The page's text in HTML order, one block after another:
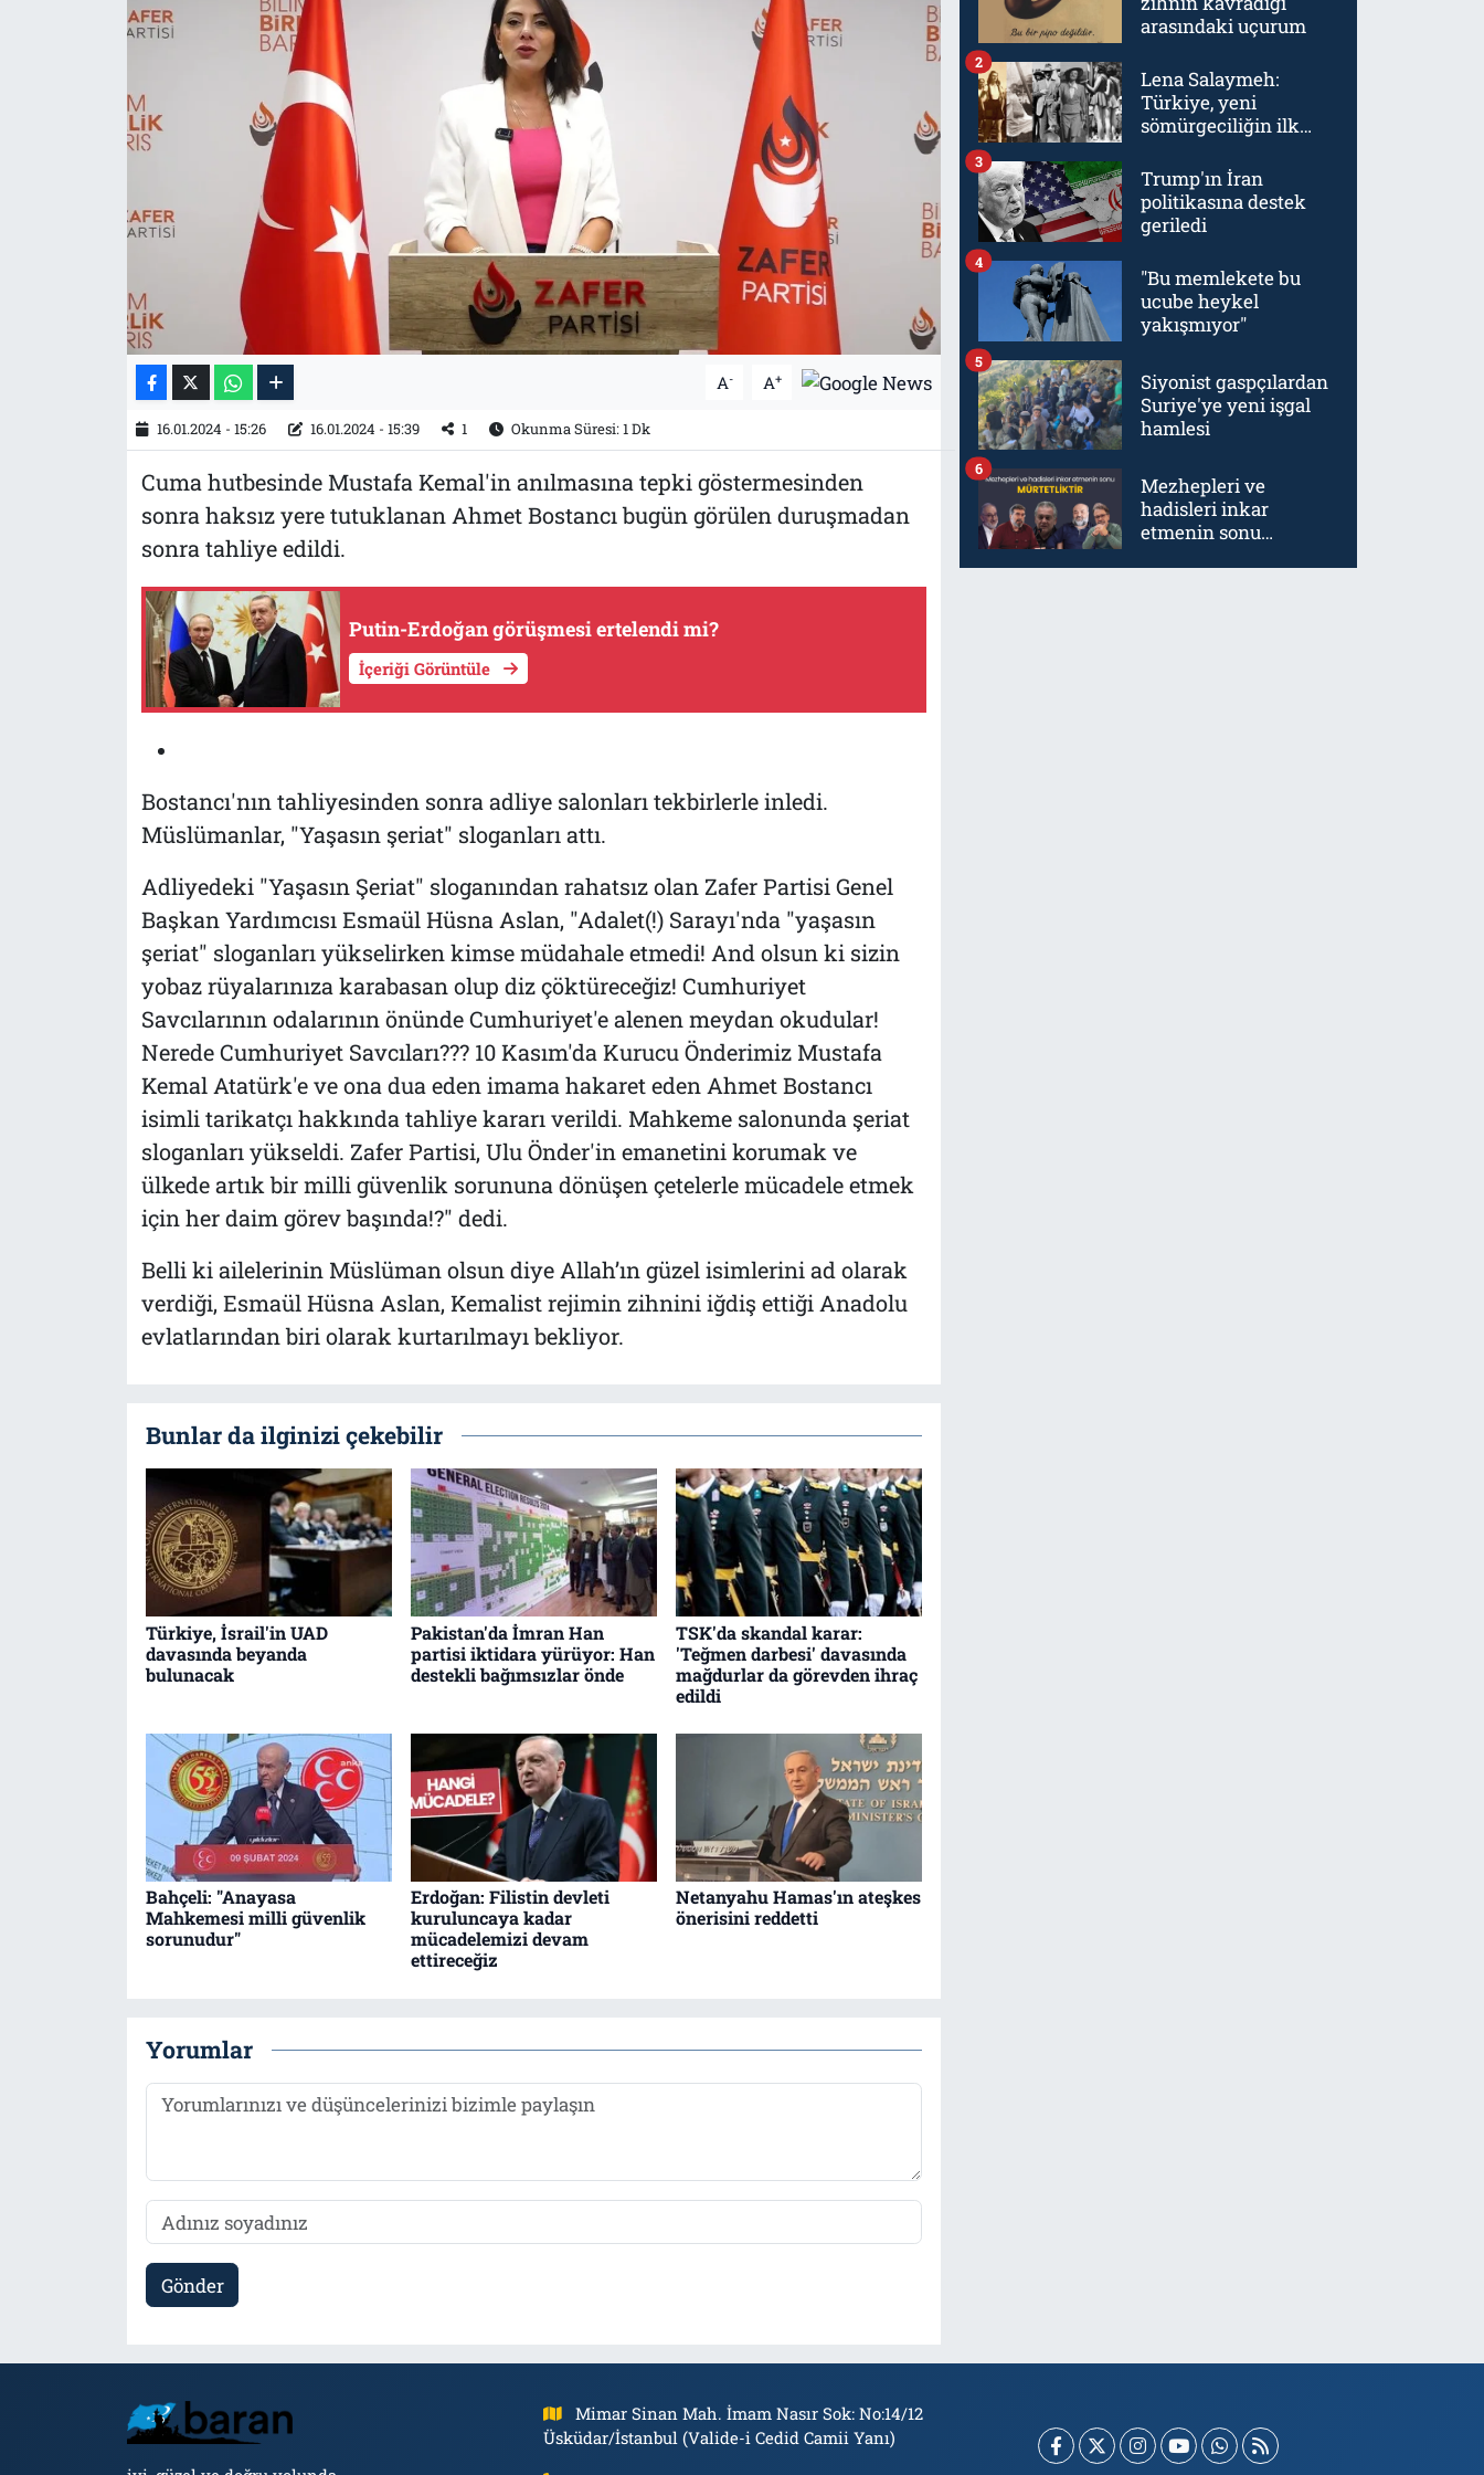
A- A+
16.01.2024 - 15:26 16.01.2024 - 15:39 1 Okunma Süresi: 1 Dk
Cuma hutbesinde Mustafa Kemal'in anılmasına tepki göstermesinden
sonra haksız yere tutuklanan Ahmet Bostancı bugün görülen duruşmadan
sonra tahliye edildi.
Putin-Erdoğan görüşmesi ertelendi mi?
İçeriği Görüntüle
Bostancı'nın tahliyesinden sonra adliye salonları tekbirlerle inledi.
Müslümanlar, "Yaşasın şeriat" sloganları attı.
Adliyedeki "Yaşasın Şeriat" sloganından rahatsız olan Zafer Partisi Genel
Başkan Yardımcısı Esmaül Hüsna Aslan, "Adalet(!) Sarayı'nda "yaşasın
şeriat" sloganları yükselirken kimse müdahale etmedi! And olsun ki sizin
yobaz rüyalarınıza karabasan olup diz çöktüreceğiz! Cumhuriyet
Savcılarının odalarının önünde Cumhuriyet'e alenen meydan okudular!
Nerede Cumhuriyet Savcıları??? 10 Kasım'da Kurucu Önderimiz Mustafa
Kemal Atatürk'e ve ona dua eden imama hakaret eden Ahmet Bostancı
isimli tarikatçı hakkında tahliye kararı verildi. Mahkeme salonunda şeriat
sloganları yükseldi. Zafer Partisi, Ulu Önder'in emanetini korumak ve
ülkede artık bir milli güvenlik sorununa dönüşen çetelerle mücadele etmek
için her daim görev başında!?" dedi.
Belli ki ailelerinin Müslüman olsun diye Allah’ın güzel isimlerini ad olarak
verdiği, Esmaül Hüsna Aslan, Kemalist rejimin zihnini iğdiş ettiği Anadolu
evlatlarından biri olarak kurtarılmayı bekliyor.
Bunlar da ilginizi çekebilir
Türkiye, İsrail'in UAD
davasında beyanda
bulunacak
Pakistan'da İmran Han
partisi iktidara yürüyor: Han
destekli bağımsızlar önde
TSK'da skandal karar:
'Teğmen darbesi' davasında
mağdurlar da görevden ihraç
edildi
Bahçeli: "Anayasa
Mahkemesi milli güvenlik
sorunudur"
Erdoğan: Filistin devleti
kuruluncaya kadar
mücadelemizi devam
ettireceğiz
Netanyahu Hamas'ın ateşkes
önerisini reddetti
Yorumlar
Gönder
arasındaki uçurum
Lena Salaymeh:
Türkiye, yeni
sömürgeciliğin ilk
2
Trump'ın İran
politikasına destek
geriledi
3
"Bu memlekete bu
ucube heykel
yakışmıyor"
4
Siyonist gaspçılardan
Suriye'ye yeni işgal
hamlesi
5
Mezhepleri ve
hadisleri inkar
etmenin sonu
6
Mimar Sinan Mah. İmam Nasır Sok: No:14/12
Üsküdar/İstanbul (Valide-i Cedid Camii Yanı)
İletişim